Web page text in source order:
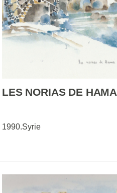
LES NORIAS DE HAMA
1990.Syrie